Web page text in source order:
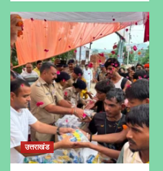
उत्तराखंड